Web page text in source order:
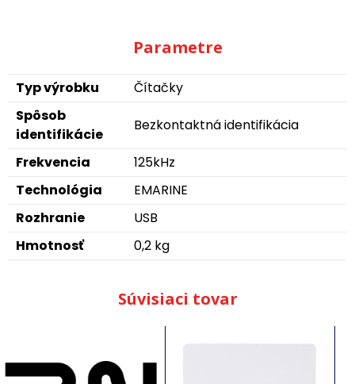
Parametre
Typ výrobku
Čítačky
Spôsob
identifikácie
Bezkontaktná identifikácia
Frekvencia
125kHz
Technológia
EMARINE
Rozhranie
USB
Hmotnosť
0,2 kg
Súvisiaci tovar